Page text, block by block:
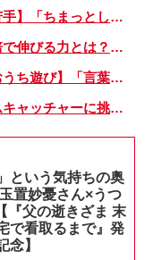
【うちは虫が超苦手】「ちまっとした虫にも大騒ぎ！」「可愛い系の虫……でも逃げる！」教えて！ みんなの虫ギライエピソード
【工作や植物栽培で伸びる力とは？】「非認知能力」を養う、おうちで楽しむ創作あそび・おうちあそび図鑑5
【雨でも楽しいおうち遊び】「言葉あそび」で伸ばす表現力や想像力・おうちあそび図鑑4
【おうちでドームキャッチャーに挑戦だ】アンパンマン わくわくドームキャッチャー
という気持ちの奥
置妙憂さん×うつ
『父の逝きざま 末
で看取るまで』発
念】